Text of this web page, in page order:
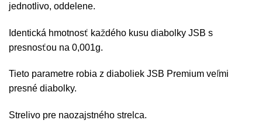
jednotlivo, oddelene.
Identická hmotnosť každého kusu diabolky JSB s
presnosťou na 0,001g.
Tieto parametre robia z diaboliek JSB Premium veľmi
presné diabolky.
Strelivo pre naozajstného strelca.